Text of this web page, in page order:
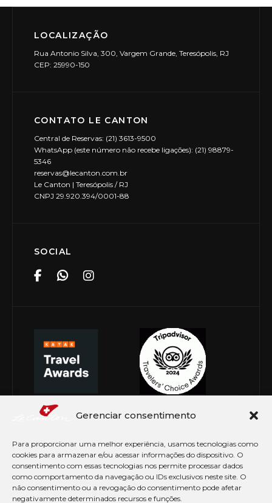
Gerenciar consentimento
Para proporcionar uma melhor experiência, usamos tecnologias como
cookies para armazenar e/ou acessar informações do dispositivo. O
consentimento com essas tecnologias nos permite processar dados
como comportamento da navegação ou IDs exclusivos neste site. O
não consentimento ou a revogação do consentimento pode afetar
negativamente determinados recursos e funções.
LOCALIZAÇÃO
Rua Antonio Silva, 300, Vargem Grande, Teresópolis, RJ
CEP: 25990-150
CONTATO LE CANTON
Central de Reservas: (21) 3613-9500
WhatsApp (este número não recebe ligações): (21) 98879-
5346
reservas@lecanton.com.br
Le Canton | Teresópolis / RJ
CNPJ 29.920.394/0001-88
SOCIAL
© Copyright 2026 Le Canton. Todos os direitos